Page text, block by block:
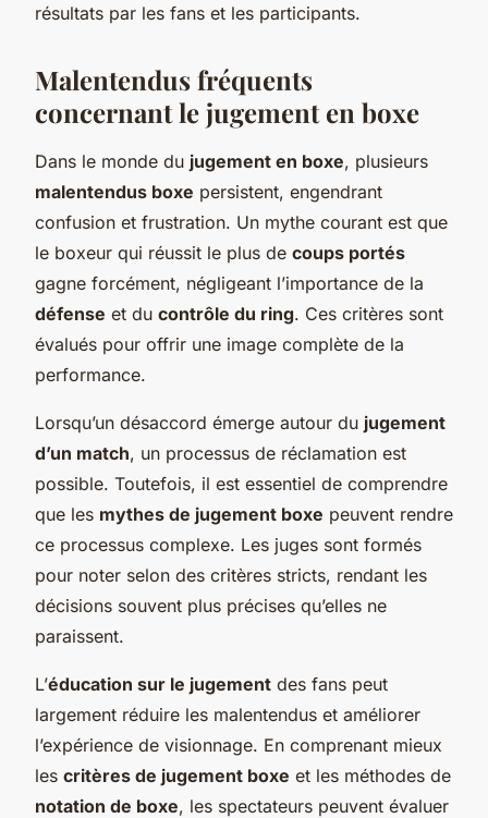
résultats par les fans et les participants.
Malentendus fréquents
concernant le jugement en boxe
Dans le monde du jugement en boxe, plusieurs
malentendus boxe persistent, engendrant
confusion et frustration. Un mythe courant est que
le boxeur qui réussit le plus de coups portés
gagne forcément, négligeant l’importance de la
défense et du contrôle du ring. Ces critères sont
évalués pour offrir une image complète de la
performance.
Lorsqu’un désaccord émerge autour du jugement
d’un match, un processus de réclamation est
possible. Toutefois, il est essentiel de comprendre
que les mythes de jugement boxe peuvent rendre
ce processus complexe. Les juges sont formés
pour noter selon des critères stricts, rendant les
décisions souvent plus précises qu’elles ne
paraissent.
L’éducation sur le jugement des fans peut
largement réduire les malentendus et améliorer
l’expérience de visionnage. En comprenant mieux
les critères de jugement boxe et les méthodes de
notation de boxe, les spectateurs peuvent évaluer